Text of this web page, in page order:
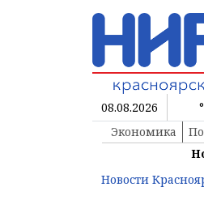
08.08.2026
Экономика
Новости